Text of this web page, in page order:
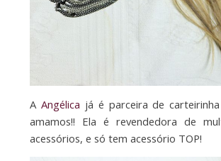
A Angélica já é parceira de
amamos!! Ela é revendedora de
acessórios, e só tem acessório TOP!